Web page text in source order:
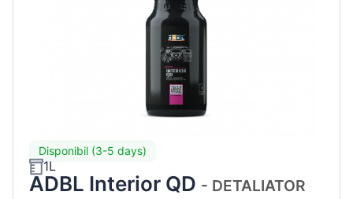
Disponibil (3-5 days)
1L
ADBL Interior QD - DETALIATOR